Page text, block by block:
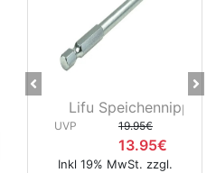
Lifu Speichennippelhalter
19.95€
13.95€
Inkl 19% MwSt. zzgl.
CNC
UVP
Previous